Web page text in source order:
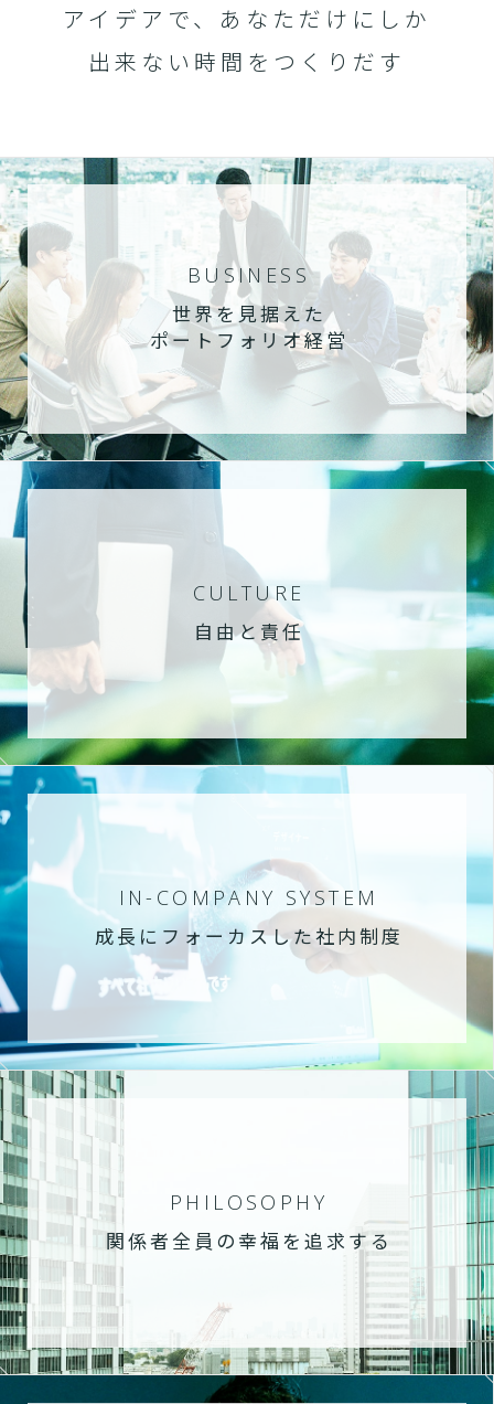
アイデアで、あなただけにしか
出来ない時間をつくりだす
BUSINESS
世界を見据えた
ポートフォリオ経営
CULTURE
自由と責任
IN-COMPANY SYSTEM
成長にフォーカスした社内制度
PHILOSOPHY
関係者全員の幸福を追求する